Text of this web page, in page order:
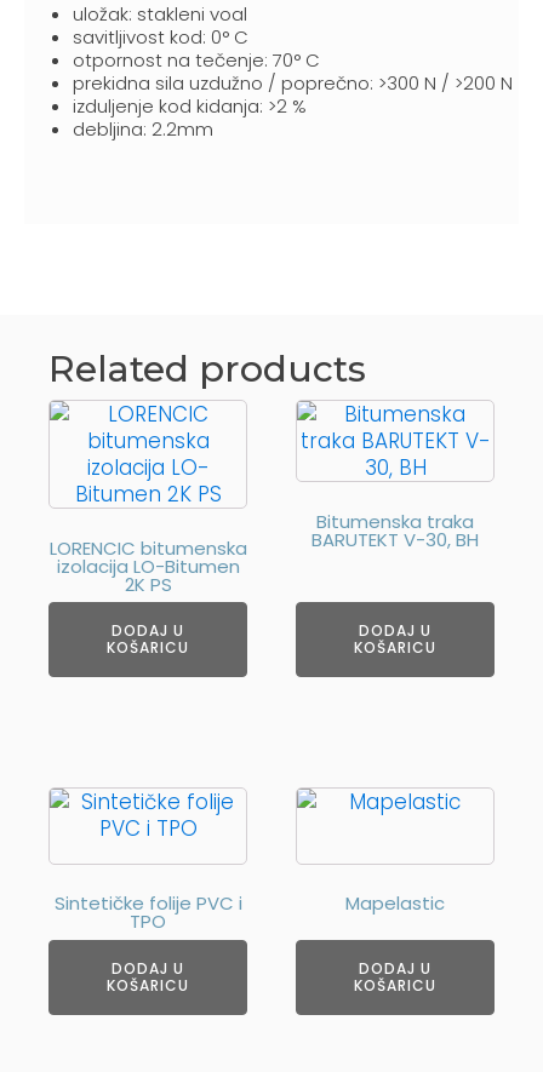
uložak: stakleni voal
savitljivost kod: 0° C
otpornost na tečenje: 70° C
prekidna sila uzdužno / poprečno: >300 N / >200 N
izduljenje kod kidanja: >2 %
debljina: 2.2mm
Related products
LORENCIC bitumenska
izolacija LO-Bitumen
2K PS
DODAJ U
KOŠARICU
Bitumenska traka
BARUTEKT V-30, BH
DODAJ U
KOŠARICU
Sintetičke folije PVC i
TPO
DODAJ U
KOŠARICU
Mapelastic
DODAJ U
KOŠARICU